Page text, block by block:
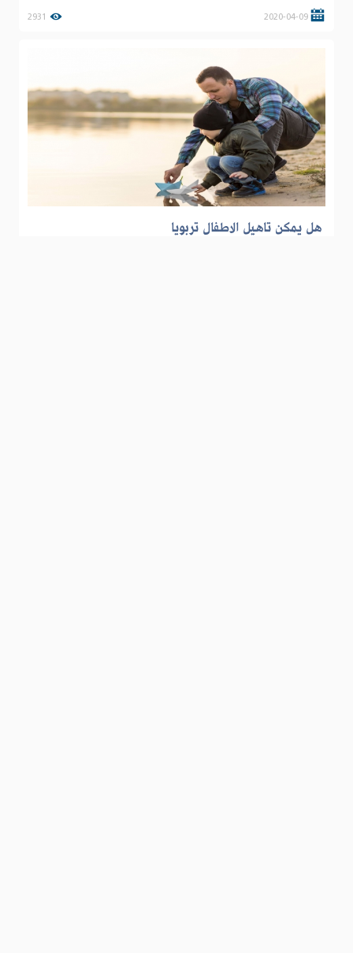
2020-04-09
2931
هل يمكن تاهيل الاطفال تربويا